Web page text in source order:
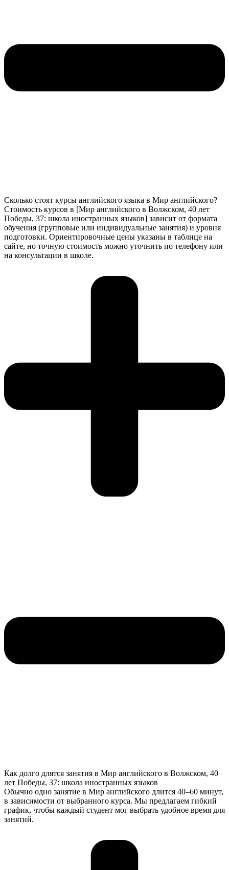
Сколько стоят курсы английского языка в Мир английского?
Стоимость курсов в [Мир английского в Волжском, 40 лет
Победы, 37: школа иностранных языков] зависит от формата
обучения (групповые или индивидуальные занятия) и уровня
подготовки. Ориентировочные цены указаны в таблице на
сайте, но точную стоимость можно уточнить по телефону или
на консультации в школе.
Как долго длятся занятия в Мир английского в Волжском, 40
лет Победы, 37: школа иностранных языков
Обычно одно занятие в Мир английского длится 40–60 минут,
в зависимости от выбранного курса. Мы предлагаем гибкий
график, чтобы каждый студент мог выбрать удобное время для
занятий.